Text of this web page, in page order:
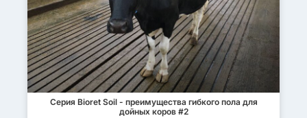
Серия Bioret Soil - преимущества гибкого пола для
дойных коров #2